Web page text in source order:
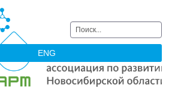
Искать...
ENG